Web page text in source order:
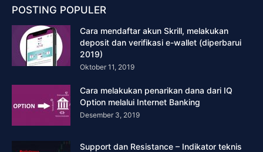
POSTING POPULER
Cara mendaftar akun Skrill, melakukan
deposit dan verifikasi e-wallet (diperbarui
2019)
Oktober 11, 2019
Cara melakukan penarikan dana dari IQ
Option melalui Internet Banking
Desember 3, 2019
Support dan Resistance – Indikator teknis